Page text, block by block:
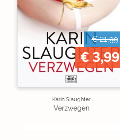
€ 21,99
€ 3,99
Karin Slaughter
Verzwegen